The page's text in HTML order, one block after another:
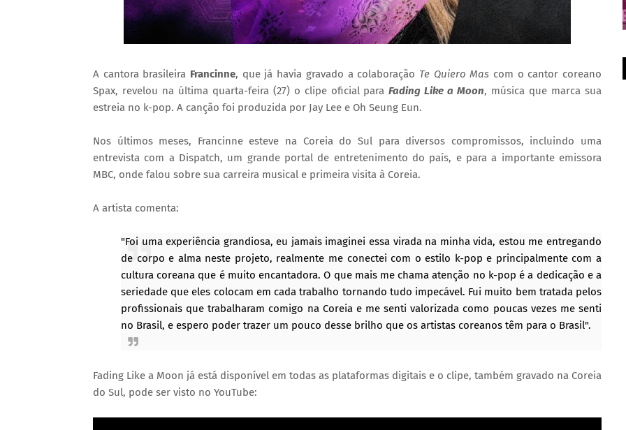
A cantora brasileira Francinne, que já havia gravado a colaboração Te Quiero Mas com o cantor coreano
Spax, revelou na última quarta-feira (27) o clipe oficial paraFading Like a Moon, música que marca sua
estreia no k-pop. A canção foi produzida por Jay Lee e Oh Seung Eun.
Nos últimos meses, Francinne esteve na Coreia do Sul para diversos compromissos, incluindo uma
entrevista com a Dispatch, um grande portal de entretenimento do país, e para a importante emissora
MBC, onde falou sobre sua carreira musical e primeira visita à Coreia.
A artista comenta:
"Foi uma experiência grandiosa, eu jamais imaginei essa virada na minha vida, estou me entregando
de corpo e alma neste projeto, realmente me conectei com o estilo k-pop e principalmente com a
cultura coreana que é muito encantadora. O que mais me chama atenção no k-pop é a dedicação e a
seriedade que eles colocam em cada trabalho tornando tudo impecável. Fui muito bem tratada pelos
profissionais que trabalharam comigo na Coreia e me senti valorizada como poucas vezes me senti
no Brasil, e espero poder trazer um pouco desse brilho que os artistas coreanos têm para o Brasil".
Fading Like a Moon já está disponível em todas as plataformas digitais e o clipe, também gravado na Coreia
do Sul, pode ser visto no YouTube: